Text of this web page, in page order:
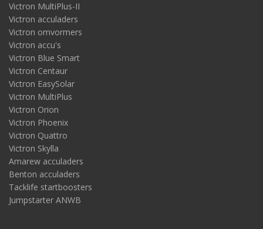
Victron MultiPlus-II
Victron acculaders
Victron omvormers
Victron accu's
Victron Blue Smart
Victron Centaur
Victron EasySolar
Victron MultiPlus
Victron Orion
Victron Phoenix
Victron Quattro
Victron Skylla
Amarew acculaders
Benton acculaders
Tacklife startboosters
Jumpstarter ANWB